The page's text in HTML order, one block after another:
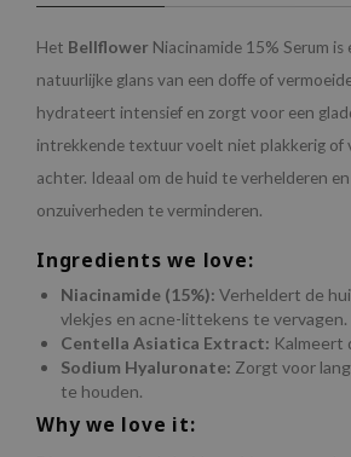
Het Bellflower Niacinamide 15% Serum
natuurlijke glans van een doffe of
hydrateert intensief en zorgt voor een
intrekkende textuur voelt niet plakkerig of
achter. Ideaal om de huid te verhelderen
onzuiverheden te verminderen.
Ingredients we love:
Niacinamide (15%): Verheldert de
vlekjes en acne-littekens te vervagen.
Centella Asiatica Extract: Kalmeert
Sodium Hyaluronate: Zorgt voor
te houden.
Why we love it: